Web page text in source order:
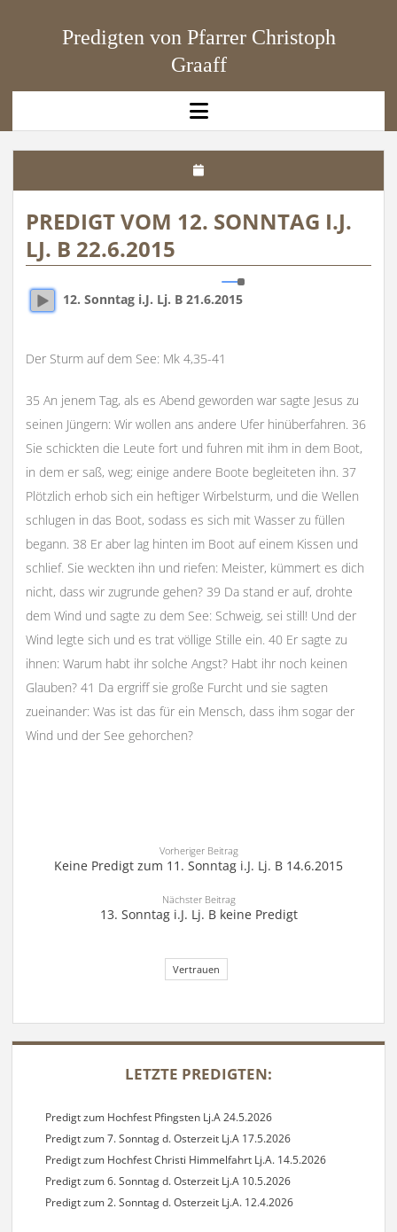
Predigten von Pfarrer Christoph
Graaff
open
menu
PREDIGT VOM 12. SONNTAG I.J.
LJ. B 22.6.2015
12. Sonntag i.J. Lj. B 21.6.2015
Der Sturm auf dem See: Mk 4,35-41
35 An jenem Tag, als es Abend geworden war sagte Jesus zu
seinen Jüngern: Wir wollen ans andere Ufer hinüberfahren. 36
Sie schickten die Leute fort und fuhren mit ihm in dem Boot,
in dem er saß, weg; einige andere Boote begleiteten ihn. 37
Plötzlich erhob sich ein heftiger Wirbelsturm, und die Wellen
schlugen in das Boot, sodass es sich mit Wasser zu füllen
begann. 38 Er aber lag hinten im Boot auf einem Kissen und
schlief. Sie weckten ihn und riefen: Meister, kümmert es dich
nicht, dass wir zugrunde gehen? 39 Da stand er auf, drohte
dem Wind und sagte zu dem See: Schweig, sei still! Und der
Wind legte sich und es trat völlige Stille ein. 40 Er sagte zu
ihnen: Warum habt ihr solche Angst? Habt ihr noch keinen
Glauben? 41 Da ergriff sie große Furcht und sie sagten
zueinander: Was ist das für ein Mensch, dass ihm sogar der
Wind und der See gehorchen?
Vorheriger Beitrag
Keine Predigt zum 11. Sonntag i.J. Lj. B 14.6.2015
Nächster Beitrag
13. Sonntag i.J. Lj. B keine Predigt
Vertrauen
SIDEBAR
LETZTE PREDIGTEN:
Predigt zum Hochfest Pfingsten Lj.A 24.5.2026
Predigt zum 7. Sonntag d. Osterzeit Lj.A 17.5.2026
Predigt zum Hochfest Christi Himmelfahrt Lj.A. 14.5.2026
Predigt zum 6. Sonntag d. Osterzeit Lj.A 10.5.2026
Predigt zum 2. Sonntag d. Osterzeit Lj.A. 12.4.2026